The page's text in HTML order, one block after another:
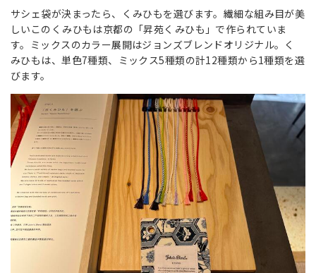
サシェ袋が決まったら、くみひもを選びます。繊細な組み目が美
しいこのくみひもは京都の「昇苑くみひも」で作られていま
す。ミックスのカラー展開はジョンズブレンドオリジナル。く
みひもは、単色7種類、ミックス5種類の計12種類から1種類を選
びます。